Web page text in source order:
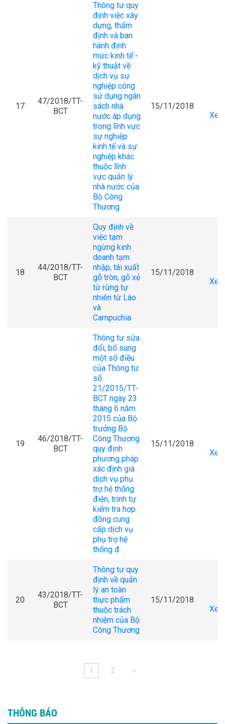
17
47/2018/TT-
BCT
Thông tư quy
định việc xây
dựng, thẩm
định và ban
hành định
mức kinh tế -
kỹ thuật về
dịch vụ sự
nghiệp công
sử dụng ngân
sách nhà
nước áp dụng
trong lĩnh vực
sự nghiệp
kinh tế và sự
nghiệp khác
thuộc lĩnh
vực quản lý
nhà nước của
Bộ Công
Thương
15/11/2018
18
44/2018/TT-
BCT
Quy định về
việc tạm
ngừng kinh
doanh tạm
nhập, tái xuất
gỗ tròn, gỗ xẻ
từ rừng tự
nhiên từ Lào
và
Campuchia
15/11/2018
19
46/2018/TT-
BCT
Thông tư sửa
đổi, bổ sung
một số điều
của Thông tư
số
21/2015/TT-
BCT ngày 23
tháng 6 năm
2015 của Bộ
trưởng Bộ
Công Thương
quy định
phương pháp
xác định giá
dịch vụ phụ
trợ hệ thống
điện, trình tự
kiểm tra hợp
đồng cung
cấp dịch vụ
phụ trợ hệ
thống đ
15/11/2018
20
43/2018/TT-
BCT
Thông tư quy
định về quản
lý an toàn
thực phẩm
thuộc trách
nhiệm của Bộ
Công Thương
15/11/2018
1 2 >
THÔNG BÁO